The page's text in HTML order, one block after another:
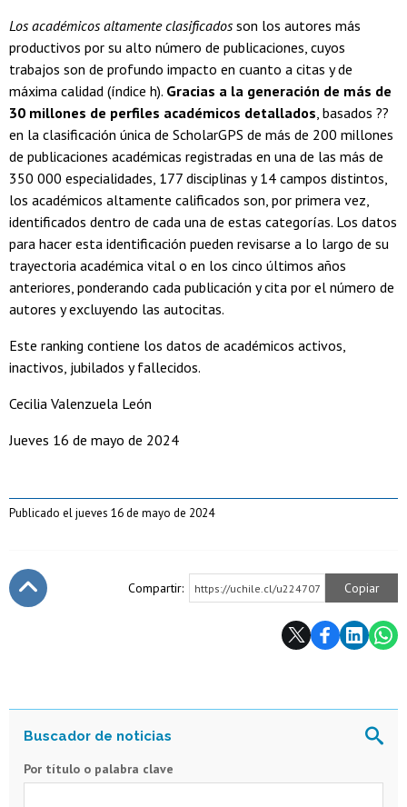
Los académicos altamente clasificadosson los autores más
productivos por su alto número de publicaciones, cuyos
trabajos son de profundo impacto en cuanto a citas y de
máxima calidad (índice h). Gracias a la generación de más de
30 millones de perfiles académicos detallados , basados ??
en la clasificación única de ScholarGPS de más de 200 millones
de publicaciones académicas registradas en una de las más de
350 000 especialidades, 177 disciplinas y 14 campos distintos,
los académicos altamente calificados son, por primera vez,
identificados dentro de cada una de estas categorías. Los datos
para hacer esta identificación pueden revisarse a lo largo de su
trayectoria académica vital o en los cinco últimos años
anteriores, ponderando cada publicación y cita por el número de
autores y excluyendo las autocitas.
Este ranking contiene los datos de académicos activos,
inactivos, jubilados y fallecidos.
Cecilia Valenzuela León
Jueves 16 de mayo de 2024
Publicado el jueves 16 de mayo de 2024
Compartir: https://uchile.cl/u224707 Copiar
Por título o palabra clave